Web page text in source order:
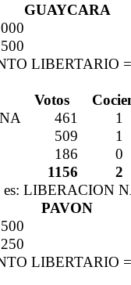
GUAYCARA
LIBERTARIO
Votos
461 1
509 1
186 0
1156 2
es: LIBERACION
PAVON
LIBERTARIO